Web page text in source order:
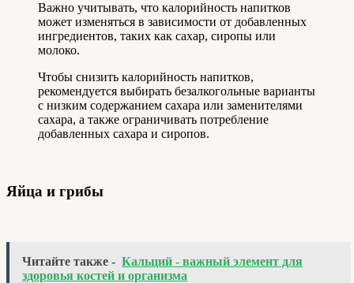
Важно учитывать, что калорийность напитков
может изменяться в зависимости от добавленных
ингредиентов, таких как сахар, сиропы или
молоко.
Чтобы снизить калорийность напитков,
рекомендуется выбирать безалкогольные варианты
с низким содержанием сахара или заменителями
сахара, а также ограничивать потребление
добавленных сахара и сиропов.
Яйца и грибы
Читайте также - Кальций - важный элемент для
здоровья костей и организма